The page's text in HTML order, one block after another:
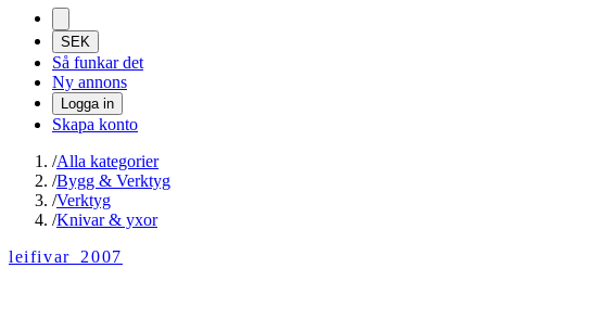
SEK
Så funkar det
Ny annons
Logga in
Skapa konto
/Alla kategorier
/Bygg & Verktyg
/Verktyg
/Knivar & yxor
leifivar_2007